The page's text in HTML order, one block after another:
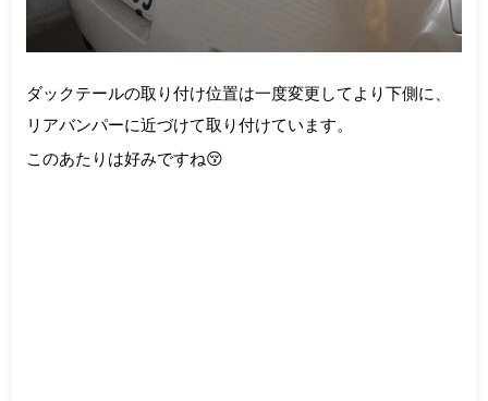
ダックテールの取り付け位置は一度変更してより下側に、
リアバンパーに近づけて取り付けています。
このあたりは好みですね😚